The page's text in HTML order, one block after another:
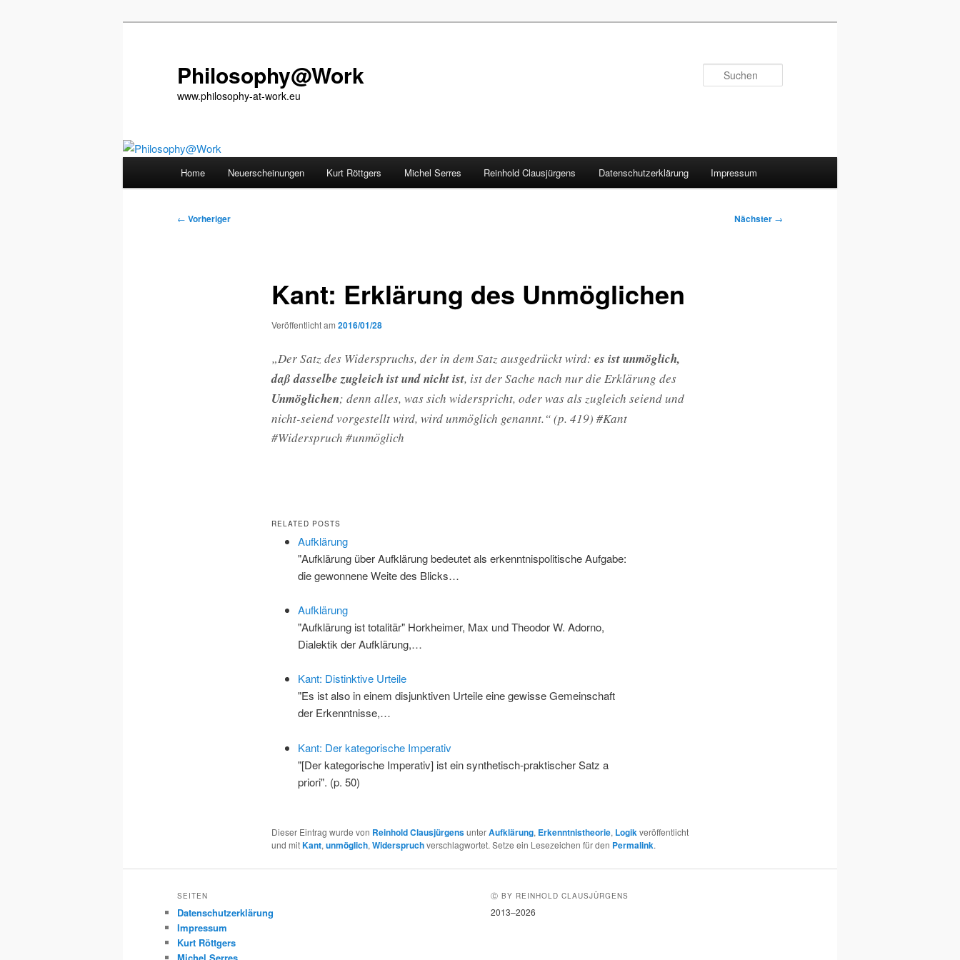
Philosophy@Work
www.philosophy-at-work.eu
Home Neuerscheinungen Kurt Röttgers Michel Serres Reinhold Clausjürgens Datenschutzerklärung Impressum
Beitragsnavigation
← Vorheriger Nächster →
Kant: Erklärung des Unmöglichen
Veröffentlicht am 2016/01/28
„Der Satz des Widerspruchs, der in dem Satz ausgedrückt wird: es ist unmöglich,
daß dasselbe zugleich ist und nicht ist, ist der Sache nach nur die Erklärung des
Unmöglichen; denn alles, was sich widerspricht, oder was als zugleich seiend und
nicht-seiend vorgestellt wird, wird unmöglich genannt.“ (p. 419) #Kant
#Widerspruch #unmöglich
RELATED POSTS
Aufklärung
"Aufklärung über Aufklärung bedeutet als erkenntnispolitische Aufgabe:
die gewonnene Weite des Blicks…
Aufklärung
"Aufklärung ist totalitär" Horkheimer, Max und Theodor W. Adorno,
Dialektik der Aufklärung,…
Kant: Distinktive Urteile
"Es ist also in einem disjunktiven Urteile eine gewisse Gemeinschaft
der Erkenntnisse,…
Kant: Der kategorische Imperativ
"[Der kategorische Imperativ] ist ein synthetisch-praktischer Satz a
priori". (p. 50)
Dieser Eintrag wurde von Reinhold ClausjürgensunterAufklärung, Erkenntnistheorie, Logik veröffentlicht
und mitKant, unmöglich, Widerspruchverschlagwortet. Setze ein Lesezeichen für den Permalink.
SEITEN
Datenschutzerklärung
Impressum
Kurt Röttgers
Ⓒ BY REINHOLD CLAUSJÜRGENS
2013–2026